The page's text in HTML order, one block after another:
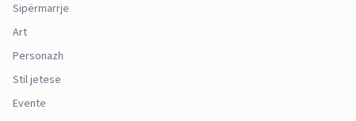
Sipërmarrje
Art
Personazh
Stil jetese
Evente